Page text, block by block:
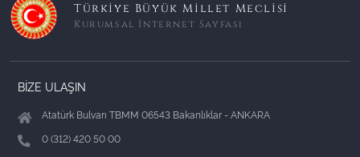
Türkiye Büyük Millet Meclisi
Kurumsal İnternet Sayfası
BİZE ULAŞIN
Atatürk Bulvarı TBMM 06543 Bakanlıklar - ANKARA
0 (312) 420 50 00